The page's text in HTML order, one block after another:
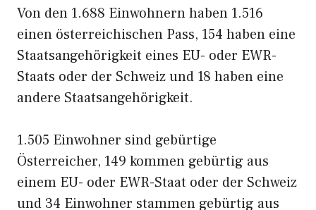
Von den 1.688 Einwohnern haben 1.516
einen österreichischen Pass, 154 haben eine
Staatsangehörigkeit eines EU- oder EWR-
Staats oder der Schweiz und 18 haben eine
andere Staatsangehörigkeit.
1.505 Einwohner sind gebürtige
Österreicher, 149 kommen gebürtig aus
einem EU- oder EWR-Staat oder der Schweiz
und 34 Einwohner stammen gebürtig aus